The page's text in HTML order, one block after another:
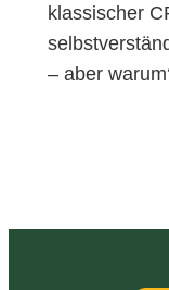
klassischer
– aber